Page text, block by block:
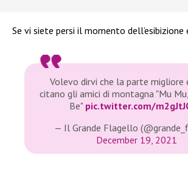
Se vi siete persi il momento dell’esibizione
Volevo dirvi che la parte migliore
citano gli amici di montagna "Mu Mu,
Be" pic.twitter.com/
— Il Grande Flagello
December 19, 2021